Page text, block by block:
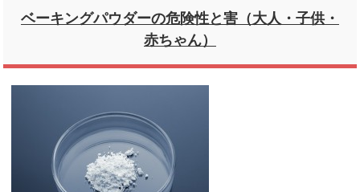
ベーキングパウダーの危険性と害（大人・子供・
赤ちゃん）